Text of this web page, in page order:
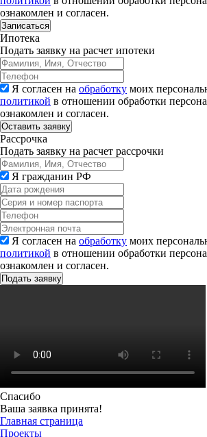
ознакомлен и согласен.
Записаться
Ипотека
Подать заявку на расчет ипотеки
Я согласен на обработку моих
политикой в отношении обработки
ознакомлен и согласен.
Рассрочка
Подать заявку на расчет рассрочки
Я гражданин РФ
Я согласен на обработку моих
политикой в отношении обработки
ознакомлен и согласен.
Спасибо
Ваша заявка принята!
Главная страница
Проекты